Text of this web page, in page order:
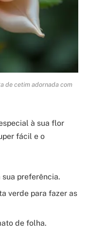
de cetim adornada com
à sua flor
fácil e o
preferência.
verde para fazer as
de folha.